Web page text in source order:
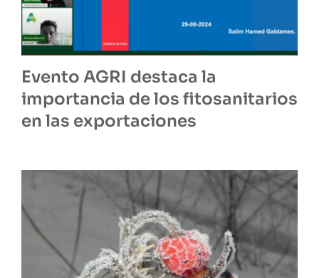
Evento AGRI destaca la
importancia de los fitosanitarios
en las exportaciones